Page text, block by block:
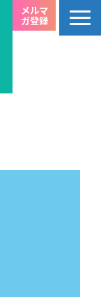
メルマ
ガ登録